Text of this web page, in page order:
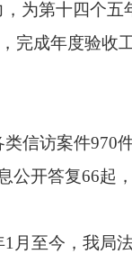
为第十四个五
完成年度验收
类信访案件970
公开答复66起
1 月至今，我局